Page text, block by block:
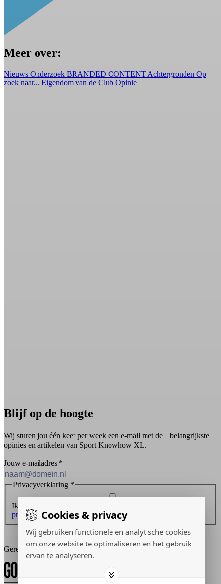
Cookies & privacy
Wij gebruiken functionele en analytische cookies
om onze website te optimaliseren en het gebruik
ervan te analyseren.
Meer over:
Nieuws Onderzoek BRANDED CONTENT Achtergronden Op
zoek naar... Eigendom van de Club Opinie
Blijf op de hoogte
Wij sturen jou één keer per week een e-mail met de belangrijkste
opinies en artikelen van Sport Knowhow XL.
Jouw e-mailadres *
Privacyverklaring *
Ik ontvang graag de nieuwsbrief en ga akkoord met de
privacyverklaring.
Inschrijven
Gerealiseerd door: